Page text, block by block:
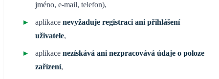
jméno, e-mail, telefon),
aplikace nevyžaduje registraci ani přihlášení
uživatele,
aplikace nezískává ani nezpracovává údaje o poloze
zařízení,